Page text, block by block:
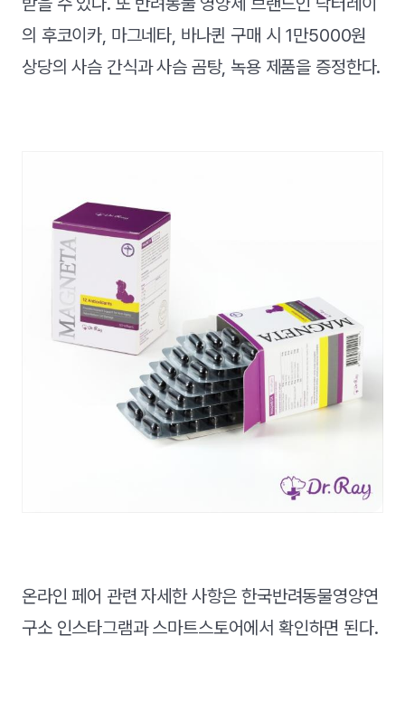
의 후코이카, 마그네타, 바나퀸 구매 시 1만5000원
상당의 사슴 간식과 사슴 곰탕, 녹용 제품을 증정한다.
온라인 페어 관련 자세한 사항은 한국반려동물영양연
구소 인스타그램과 스마트스토어에서 확인하면 된다.